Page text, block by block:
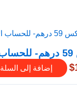
$
إضافة إلى السلة